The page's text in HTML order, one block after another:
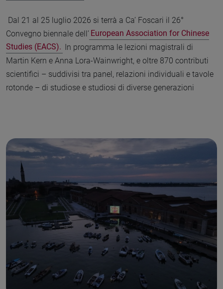
Dal 21 al 25 luglio 2026 si terrà a Ca’ Foscari il 26°
Convegno biennale dell’ European Association for Chinese
Studies (EACS). In programma le lezioni magistrali di
Martin Kern e Anna Lora-Wainwright, e oltre 870 contributi
scientifici – suddivisi tra panel, relazioni individuali e tavole
rotonde – di studiose e studiosi di diverse generazioni